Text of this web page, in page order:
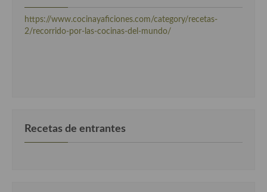
https://www.cocinayaficiones.com/category/recetas-
2/recorrido-por-las-cocinas-del-mundo/
Recetas de entrantes